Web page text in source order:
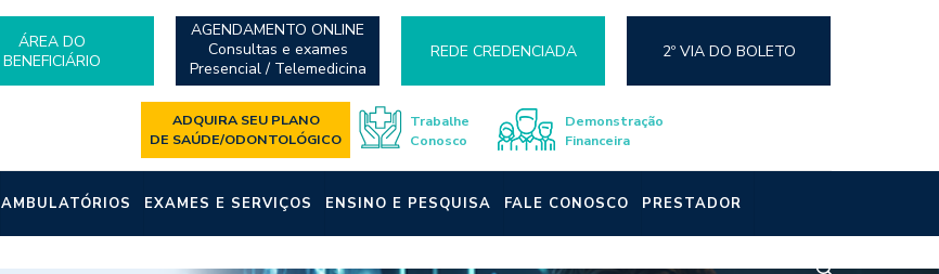
ÁREA DO
BENEFICIÁRIO
AGENDAMENTO ONLINE
Consultas e exames
Presencial / Telemedicina
REDE CREDENCIADA 2º VIA DO BOLETO
ADQUIRA SEU PLANO
DE SAÚDE/ODONTOLÓGICO
Trabalhe
Conosco
Demonstração
Financeira
AMBULATÓRIOS EXAMES E SERVIÇOS ENSINO E PESQUISA FALE CONOSCO PRESTADOR